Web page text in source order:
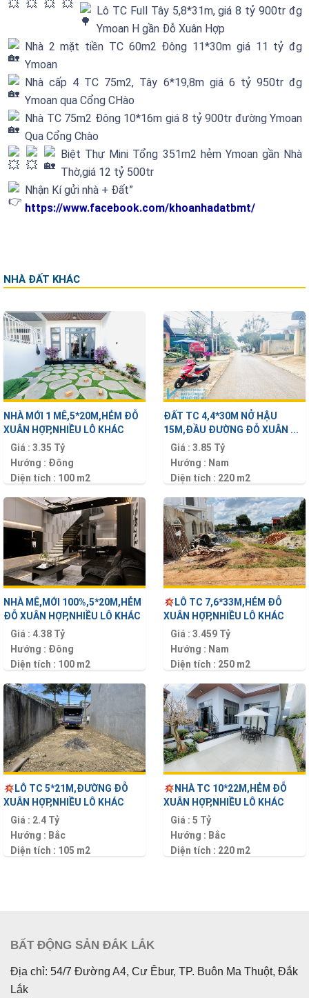
Lô TC Full Tây 5,8*31m, giá 8 tỷ 900tr đg
Ymoan H gần Đỗ Xuân Hợp
Nhà 2 mặt tiền TC 60m2 Đông 11*30m giá 11 tỷ đg
Ymoan
Nhà cấp 4 TC 75m2, Tây 6*19,8m giá 6 tỷ 950tr đg
Ymoan qua Cổng CHào
Nhà TC 75m2 Đông 10*16m giá 8 tỷ 900tr đường Ymoan
Qua Cổng Chào
Biệt Thự Mini Tổng 351m2 hẻm Ymoan gần Nhà
Thờ,giá 12 tỷ 500tr
Nhận Kí gửi nhà + Đất”
https://www.facebook.com/khoanhadatbmt/
NHÀ ĐẤT KHÁC
ĐẤT TC 4,4*30M NỞ HẬU
15M,ĐẦU ĐƯỜNG ĐỖ XUÂN ...
Giá :3.85 Tỷ
Hướng : Nam
Diện tích : 220 m2
NHÀ MỚI 1 MÊ,5*20M,HẺM ĐỖ
XUÂN HỢP,NHIỀU LÔ KHÁC
Giá : 3.35 Tỷ
Hướng : Đông
Diện tích : 100 m2
LÔ TC 7,6*33M,HẺM ĐỖ
XUÂN HỢP,NHIỀU LÔ KHÁC
Giá :3.459 Tỷ
Hướng : Nam
Diện tích : 250 m2
NHÀ MÊ,MỚI 100%,5*20M,HẺM
ĐỖ XUÂN HỢP,NHIỀU LÔ KHÁC
Giá : 4.38 Tỷ
Hướng : Đông
Diện tích : 100 m2
NHÀ TC 10*22M,HẺM ĐỖ
XUÂN HỢP,NHIỀU LÔ KHÁC
Giá :5 Tỷ
Hướng : Bắc
Diện tích : 220 m2
LÔ TC 5*21M,ĐƯỜNG ĐỖ
XUÂN HỢP,NHIỀU LÔ KHÁC
Giá : 2.4 Tỷ
Hướng : Bắc
Diện tích : 105 m2
BẤT ĐỘNG SẢN ĐẮK LẮK
Địa chỉ: 54/7 Đường A4, Cư Êbur, TP. Buôn Ma Thuột, Đắk
Lắk